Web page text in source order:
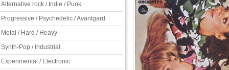
Alternative rock / Indie / Punk
Progressive / Psychedelic / Avantgard
Metal / Hard / Heavy
Synth-Pop / Industrial
Experimental / Electronic